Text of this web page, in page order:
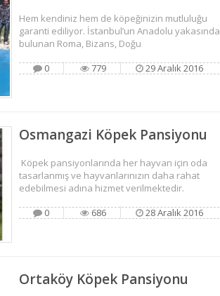
Hem kendiniz hem de köpeğinizin mutluluğu
garanti ediliyor. İstanbul’un Anadolu yakasında
bulunan Roma, Bizans, Doğu
0
779 29 Aralık 2016
Osmangazi Köpek Pansiyonu
Köpek pansiyonlarında her hayvan için oda
tasarlanmış ve hayvanlarınızın daha rahat
edebilmesi adına hizmet verilmektedir.
0
686 28 Aralık 2016
Ortaköy Köpek Pansiyonu